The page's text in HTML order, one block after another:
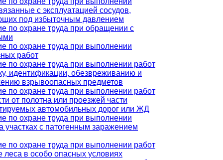
с эксплуатацией сосудов,
под избыточным давлением
по охране труда при обращении с
по охране труда при выполнении
работ
по охране труда при выполнении работ
идентификации, обезвреживанию и
взрывоопасных предметов
по охране труда при выполнении работ
от полотна или проезжей части
автомобильных дорог или ЖД
по охране труда при выполнении
участках с патогенным заражением
по охране труда при выполнении работ
леса в особо опасных условиях